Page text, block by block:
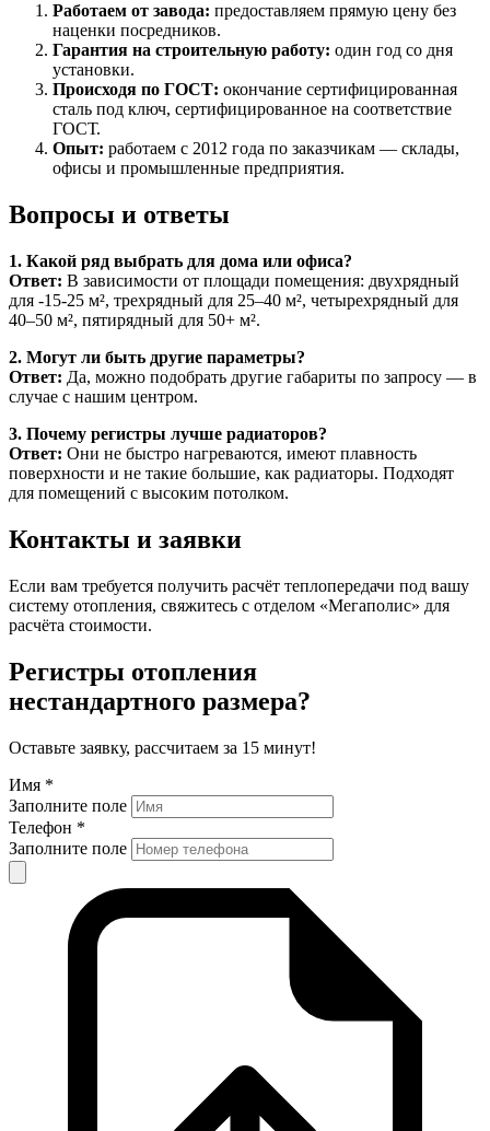
Работаем от завода: предоставляем прямую цену без
наценки посредников.
Гарантия на строительную работу: один год со дня
установки.
Происходя по ГОСТ: окончание сертифицированная
сталь под ключ, сертифицированное на соответствие
ГОСТ.
Опыт: работаем с 2012 года по заказчикам — склады,
офисы и промышленные предприятия.
Вопросы и ответы
1. Какой ряд выбрать для дома или офиса?
Ответ: В зависимости от площади помещения: двухрядный
для -15-25 м², трехрядный для 25–40 м², четырехрядный для
40–50 м², пятирядный для 50+ м².
2. Могут ли быть другие параметры?
Ответ: Да, можно подобрать другие габариты по запросу — в
случае с нашим центром.
3. Почему регистры лучше радиаторов?
Ответ: Они не быстро нагреваются, имеют плавность
поверхности и не такие большие, как радиаторы. Подходят
для помещений с высоким потолком.
Контакты и заявки
Если вам требуется получить расчёт теплопередачи под вашу
систему отопления, свяжитесь с отделом «Мегаполис» для
расчёта стоимости.
Регистры отопления
нестандартного размера?
Оставьте заявку, рассчитаем за 15 минут!
Имя *
Заполните поле
Телефон *
Заполните поле